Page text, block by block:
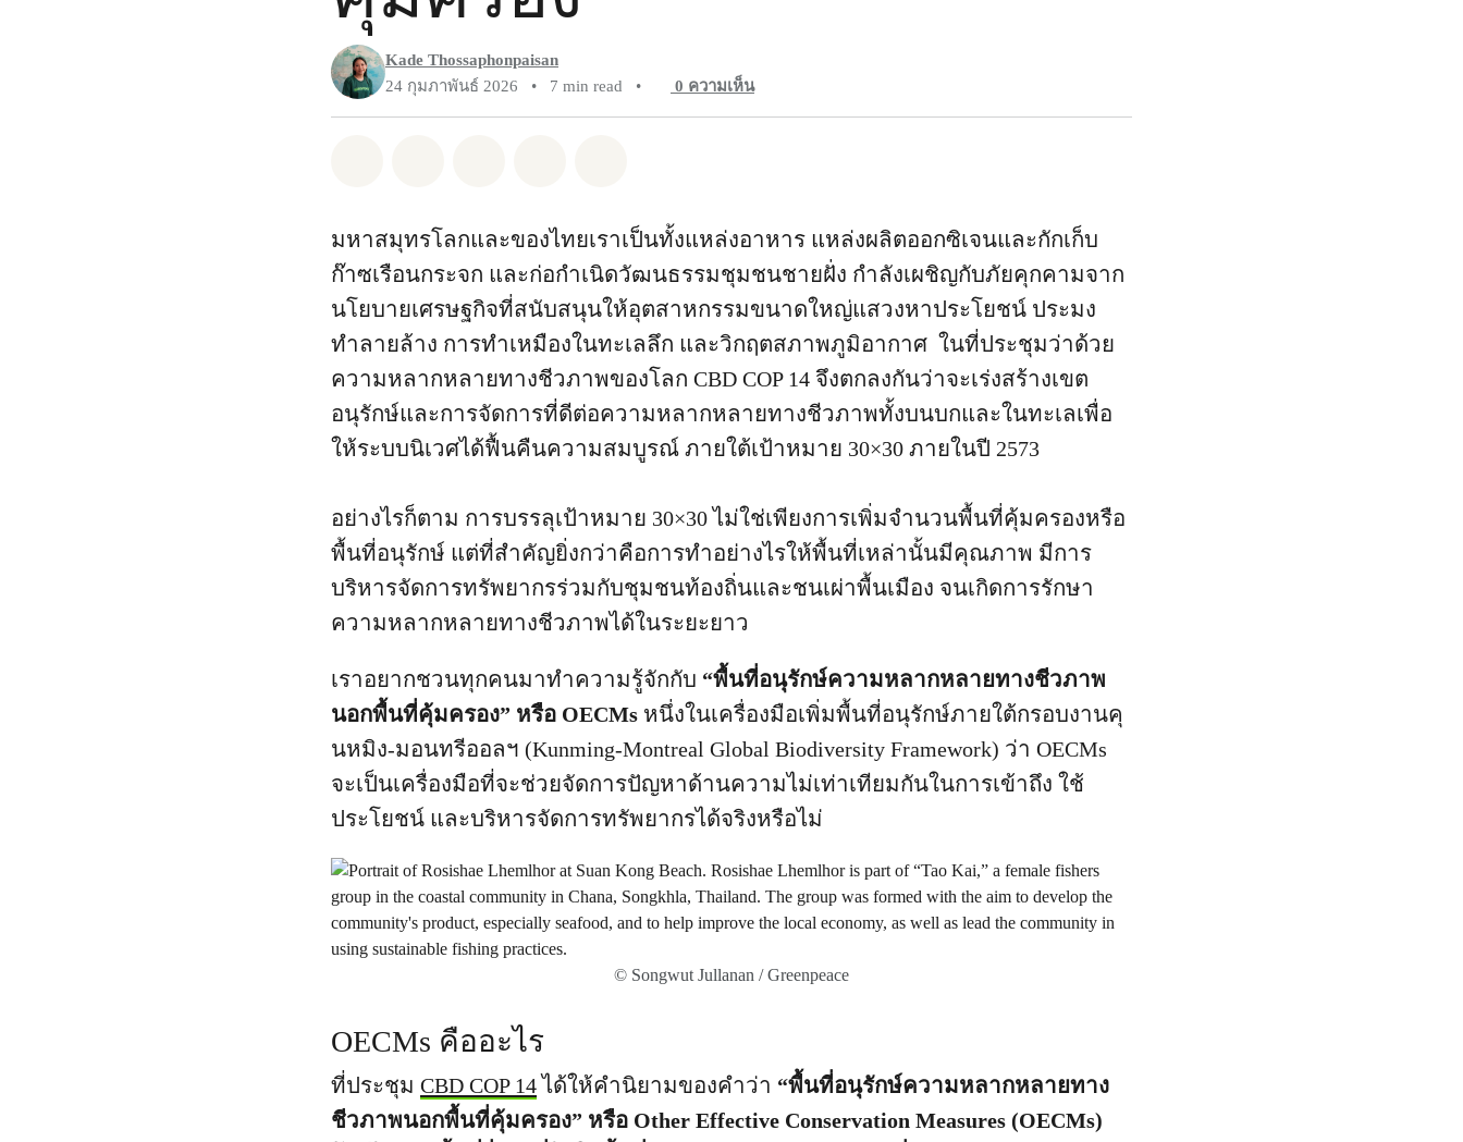
Kade Thossaphonpaisan
24 กุมภาพันธ์ 2026
• 7 min read • 0 ความเห็น
มหาสมุทรโลกและของไทยเราเป็นทั้งแหล่งอาหาร แหล่งผลิตออกซิเจนและกักเก็บ
ก๊าซเรือนกระจก และก่อกำเนิดวัฒนธรรมชุมชนชายฝั่ง กำลังเผชิญกับภัยคุกคามจาก
นโยบายเศรษฐกิจที่สนับสนุนให้อุตสาหกรรมขนาดใหญ่แสวงหาประโยชน์ ประมง
ทำลายล้าง การทำเหมืองในทะเลลึก และวิกฤตสภาพภูมิอากาศ ในที่ประชุมว่าด้วย
ความหลากหลายทางชีวภาพของโลก CBD COP 14 จึงตกลงกันว่าจะเร่งสร้างเขต
อนุรักษ์และการจัดการที่ดีต่อความหลากหลายทางชีวภาพทั้งบนบกและในทะเลเพื่อ
ให้ระบบนิเวศได้ฟื้นคืนความสมบูรณ์ ภายใต้เป้าหมาย 30×30 ภายในปี 2573
อย่างไรก็ตาม การบรรลุเป้าหมาย 30×30 ไม่ใช่เพียงการเพิ่มจำนวนพื้นที่คุ้มครองหรือ
พื้นที่อนุรักษ์ แต่ที่สำคัญยิ่งกว่าคือการทำอย่างไรให้พื้นที่เหล่านั้นมีคุณภาพ มีการ
บริหารจัดการทรัพยากรร่วมกับชุมชนท้องถิ่นและชนเผ่าพื้นเมือง จนเกิดการรักษา
ความหลากหลายทางชีวภาพได้ในระยะยาว
เราอยากชวนทุกคนมาทำความรู้จักกับ “พื้นที่อนุรักษ์ความหลากหลายทางชีวภาพ
นอกพื้นที่คุ้มครอง” หรือ OECMs หนึ่งในเครื่องมือเพิ่มพื้นที่อนุรักษ์ภายใต้กรอบงานคุ
นหมิง-มอนทรีออลฯ (Kunming-Montreal Global Biodiversity Framework) ว่า OECMs
จะเป็นเครื่องมือที่จะช่วยจัดการปัญหาด้านความไม่เท่าเทียมกันในการเข้าถึง ใช้
ประโยชน์ และบริหารจัดการทรัพยากรได้จริงหรือไม่
© Songwut Jullanan / Greenpeace
OECMs คืออะไร
ที่ประชุม CBD COP 14ได้ให้คำนิยามของคำว่า “พื้นที่อนุรักษ์ความหลากหลายทาง
ชีวภาพนอกพื้นที่คุ้มครอง” หรือ Other Effective Conservation Measures (OECMs)